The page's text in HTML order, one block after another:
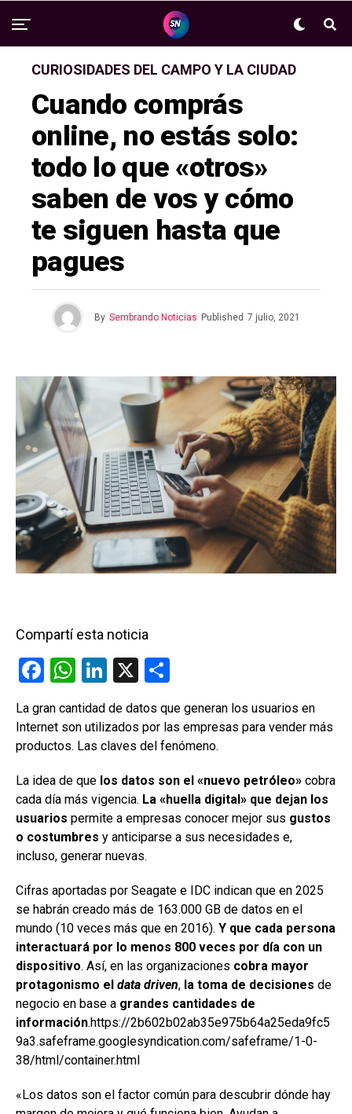
CURIOSIDADES DEL CAMPO Y LA CIUDAD
Cuando comprás
online, no estás solo:
todo lo que «otros»
saben de vos y cómo
te siguen hasta que
pagues
By Sembrando Noticias Published 7 julio, 2021
Compartí esta noticia
F
ce
b
o
o
k
W
h
at
s
A
p
p
Li
n
ke
dI
n
X
m
p
ar
tir
La gran cantidad de datos que generan los usuarios en
Internet son utilizados por las empresas para vender más
productos. Las claves del fenómeno.
La idea de que los datos son el «nuevo petróleo» cobra
cada día más vigencia. La «huella digital» que dejan los
usuarios permite a empresas conocer mejor sus gustos
o costumbres y anticiparse a sus necesidades e,
incluso, generar nuevas.
Cifras aportadas por Seagate e IDC indican que en 2025
se habrán creado más de 163.000 GB de datos en el
mundo (10 veces más que en 2016). Y que cada persona
interactuará por lo menos 800 veces por día con un
dispositivo. Así, en las organizaciones cobra mayor
protagonismo el data driven, la toma de decisiones de
negocio en base a grandes cantidades de
información.https://2b602b02ab35e975b64a25eda9fc5
9a3.safeframe.googlesyndication.com/safeframe/1-0-
38/html/container.html
«Los datos son el factor común para descubrir dónde hay